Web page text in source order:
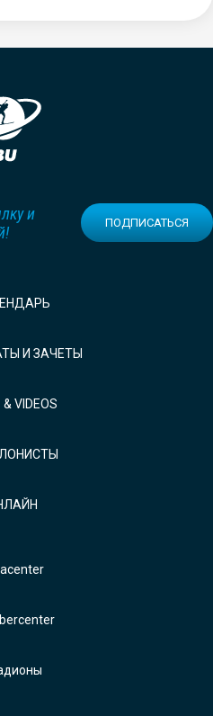
и
ПОДПИСАТЬСЯ
И ЗАЧЕТЫ
& VIDEOS